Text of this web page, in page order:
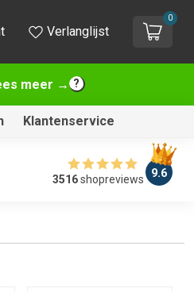
meer →
Verlanglijst
0
Klantenservice
3516shopreviews 9.6